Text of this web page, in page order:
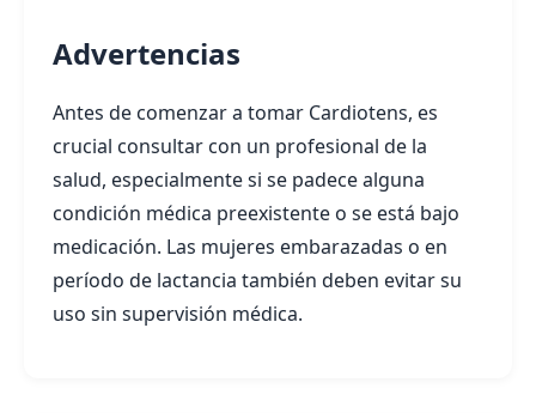
Advertencias
Antes de comenzar a tomar Cardiotens, es
crucial consultar con un profesional de la
salud, especialmente si se padece alguna
condición médica preexistente o se está bajo
medicación. Las mujeres embarazadas o en
período de lactancia también deben evitar su
uso sin supervisión médica.